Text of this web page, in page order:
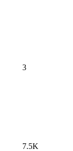
3
7.5K